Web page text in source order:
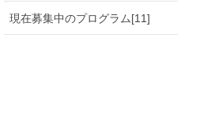
現在募集中のプログラム[11]